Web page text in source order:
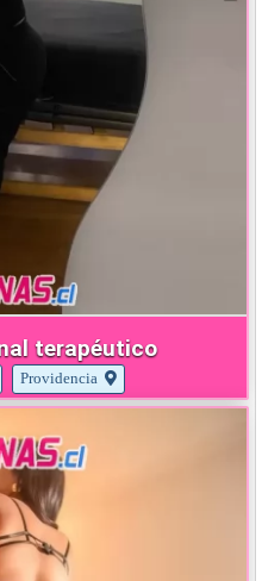
terapéutico
Providencia